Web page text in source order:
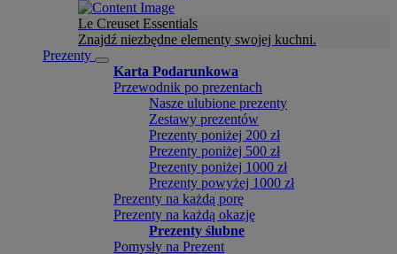
Le Creuset Essentials
Znajdź niezbędne elementy swojej kuchni.
Prezenty
Karta Podarunkowa
Przewodnik po prezentach
Nasze ulubione prezenty
Zestawy prezentów
Prezenty poniżej 200 zł
Prezenty poniżej 500 zł
Prezenty poniżej 1000 zł
Prezenty powyżej 1000 zł
Prezenty na każdą porę
Prezenty na każdą okazję
Prezenty ślubne
Pomysły na Prezent